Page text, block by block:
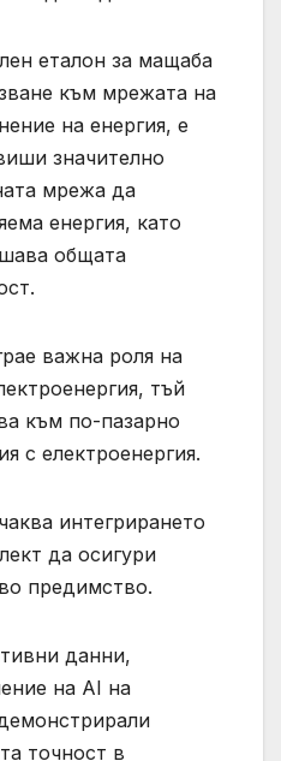
еталон за мащаба
към мрежата на
на енергия, е
значително
мрежа да
енергия, като
общата
важна роля на
тъй
към по-пазарно
с електроенергия.
интегрирането
да осигури
предимство.
данни,
на AI на
точност в